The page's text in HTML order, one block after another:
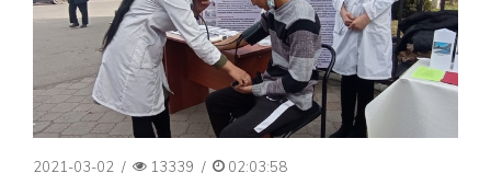
2021-03-02 / 13339 / 02:03:58